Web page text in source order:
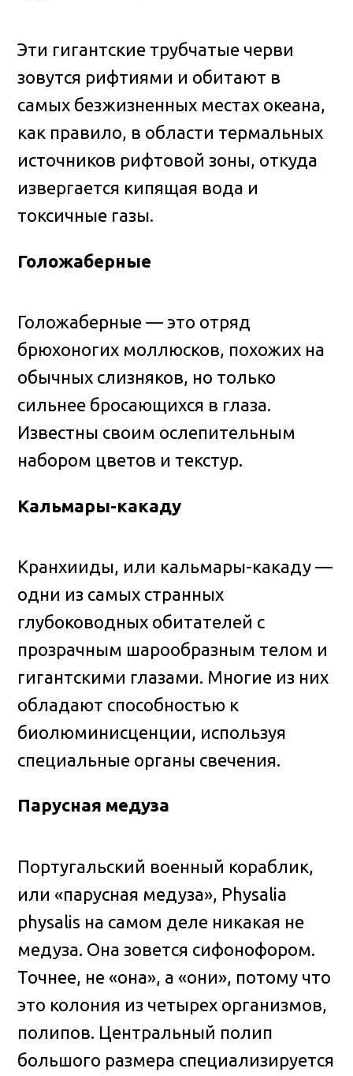
Эти гигантские трубчатые черви
зовутся рифтиями и обитают в
самых безжизненных местах океана,
как правило, в области термальных
источников рифтовой зоны, откуда
извергается кипящая вода и
токсичные газы.
Голожаберные
Голожаберные — это отряд
брюхоногих моллюсков, похожих на
обычных слизняков, но только
сильнее бросающихся в глаза.
Известны своим ослепительным
набором цветов и текстур.
Кальмары-какаду
Кранхииды, или кальмары-какаду —
одни из самых странных
глубоководных обитателей с
прозрачным шарообразным телом и
гигантскими глазами. Многие из них
обладают способностью к
биолюминисценции, используя
специальные органы свечения.
Парусная медуза
Португальский военный кораблик,
или «парусная медуза», Physalia
physalis на самом деле никакая не
медуза. Она зовется сифонофором.
Точнее, не «она», а «они», потому что
это колония из четырех организмов,
полипов. Центральный полип
большого размера специализируется